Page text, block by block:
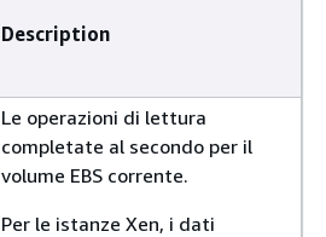
Description
Le operazioni di lettura
completate al secondo per il
volume EBS corrente.
Per le istanze Xen, i dati